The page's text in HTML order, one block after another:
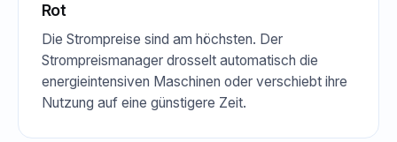
Rot
Die Strompreise sind am höchsten. Der
Strompreismanager drosselt automatisch die
energieintensiven Maschinen oder verschiebt ihre
Nutzung auf eine günstigere Zeit.